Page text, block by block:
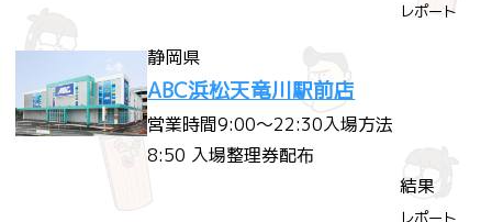
レポート
静岡県
ABC浜松天竜川駅前店
営業時間9:00～22:30入場方法
8:50 入場整理券配布
結果
レポート